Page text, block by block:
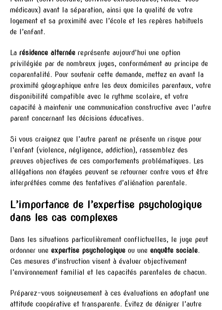
médicaux) avant la séparation, ainsi que la qualité de votre
logement et sa proximité avec l’école et les repères habituels
de l’enfant.
La résidence alternée représente aujourd’hui une option
privilégiée par de nombreux juges, conformément au principe de
coparentalité. Pour soutenir cette demande, mettez en avant la
proximité géographique entre les deux domiciles parentaux, votre
disponibilité compatible avec le rythme scolaire, et votre
capacité à maintenir une communication constructive avec l’autre
parent concernant les décisions éducatives.
Si vous craignez que l’autre parent ne présente un risque pour
l’enfant (violence, négligence, addiction), rassemblez des
preuves objectives de ces comportements problématiques. Les
allégations non étayées peuvent se retourner contre vous et être
interprétées comme des tentatives d’aliénation parentale.
L’importance de l’expertise psychologique
dans les cas complexes
Dans les situations particulièrement conflictuelles, le juge peut
ordonner une expertise psychologique ou une enquête sociale.
Ces mesures d’instruction visent à évaluer objectivement
l’environnement familial et les capacités parentales de chacun.
Préparez-vous soigneusement à ces évaluations en adoptant une
attitude coopérative et transparente. Évitez de dénigrer l’autre